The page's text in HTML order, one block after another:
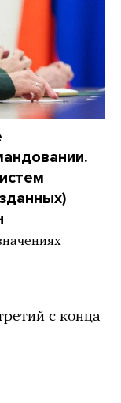
с конца